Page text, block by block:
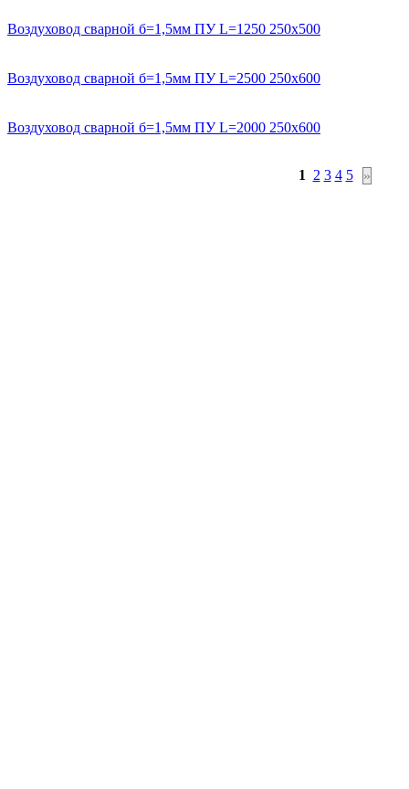
Воздуховод сварной б=1,5мм ПУ L=1250 250х500
Воздуховод сварной б=1,5мм ПУ L=2500 250х600
Воздуховод сварной б=1,5мм ПУ L=2000 250х600
1 2 3 4 5 »